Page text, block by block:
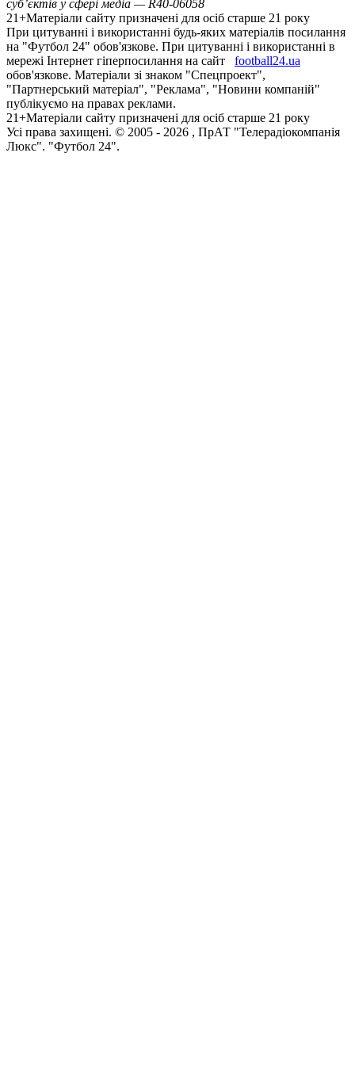
суб’єктів у сфері медіа — R40-06058
21+Матеріали сайту призначені для осіб старше 21 року
При цитуванні і використанні будь-яких матеріалів посилання
на "Футбол 24" обов'язкове. При цитуванні і використанні в
мережі Інтернет гіперпосилання на сайт
football24.ua
обов'язкове. Матеріали зі знаком "Спецпроект",
"Партнерський матеріал", "Реклама", "Новини компаній"
публікуємо на правах реклами.
21+Матеріали сайту призначені для осіб старше 21 року
Усi права захищенi. © 2005 - 2026 , ПрАТ "Телерадіокомпанія
Люкс". "Футбол 24".